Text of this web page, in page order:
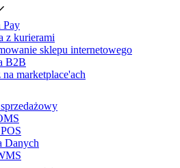
Pay
z kurierami
sklepu internetowego
B2B
na marketplace'ach
Danych